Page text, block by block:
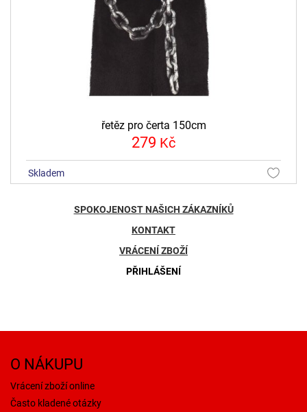
řetěz pro čerta 150cm
279 Kč
skladem
SPOKOJENOST NAŠICH ZÁKAZNÍKŮ
KONTAKT
VRÁCENÍ ZBOŽÍ
PŘIHLÁŠENÍ
O NÁKUPU
Vrácení zboží online
Často kladené otázky